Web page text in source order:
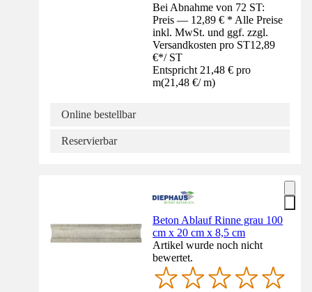
Bei Abnahme von 72 ST:
Preis — 12,89 € * Alle Preise
inkl. MwSt. und ggf. zzgl.
Versandkosten pro ST12,89
€*/ ST
Entspricht 21,48 € pro
m(21,48 €/ m)
Online bestellbar
Reservierbar
Beton Ablauf Rinne grau 100
cm x 20 cm x 8,5 cm
Artikel wurde noch nicht
bewertet.